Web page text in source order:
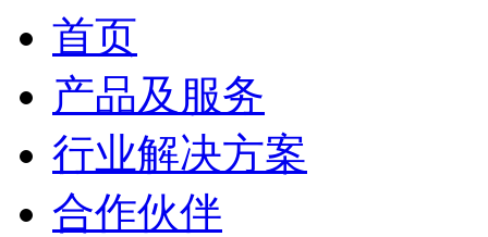
首页
产品及服务
行业解决方案
合作伙伴